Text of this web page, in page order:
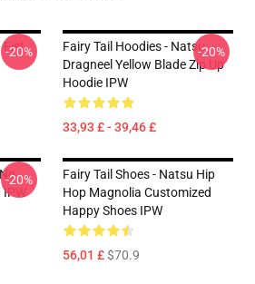
Fist
-20%
Fairy Tail Hoodies - Natsu
Dragneel Yellow Blade Zip Up
Hoodie IPW
33,93 £ - 39,46 £
-20%
-20%
Fairy Tail Shoes - Natsu Hip
Hop Magnolia Customized
Happy Shoes IPW
56,01 £$70.9